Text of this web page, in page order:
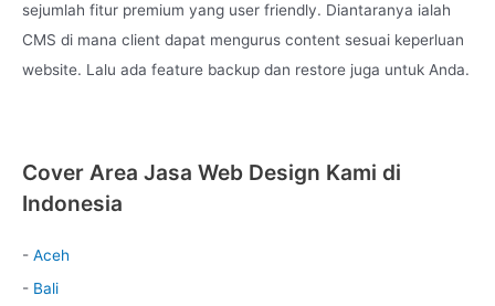
sejumlah fitur premium yang user friendly. Diantaranya ialah
CMS di mana client dapat mengurus content sesuai keperluan
website. Lalu ada feature backup dan restore juga untuk Anda.
Cover Area Jasa Web Design Kami di
Indonesia
- Aceh
- Bali